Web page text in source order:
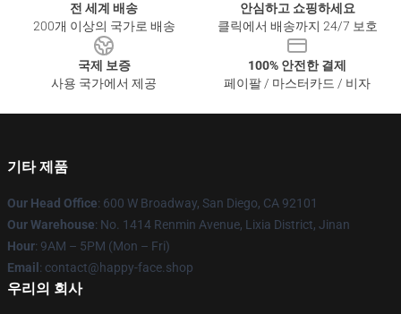
전 세계 배송
200개 이상의 국가로 배송
안심하고 쇼핑하세요
클릭에서 배송까지 24/7 보호
국제 보증
사용 국가에서 제공
100% 안전한 결제
페이팔 / 마스터카드 / 비자
기타 제품
Our Head Office: 600 W Broadway, San Diego, CA 92101
Our Warehouse: No. 1414 Renmin Avenue, Lixia District, Jinan
Hour: 9AM – 5PM (Mon – Fri)
Email : contact@happy-face.shop
우리의 회사